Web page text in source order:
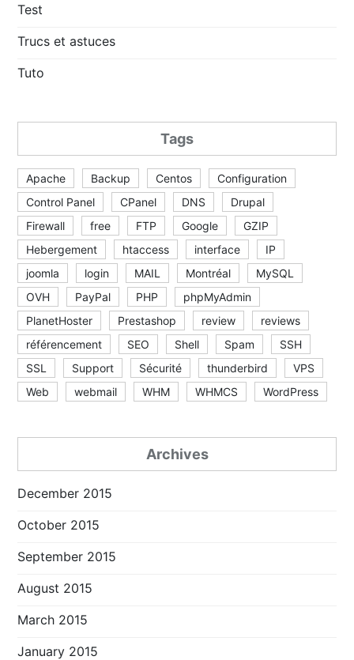
Test
Trucs et astuces
Tuto
Tags
Apache Backup Centos
Configuration
Control Panel
CPanel DNS
Drupal
Firewall
free FTP Google
GZIP
Hebergement
htaccess interface
IP
joomla
login MAIL Montréal
MySQL
OVH
PayPal PHP
phpMyAdmin
PlanetHoster
Prestashop review
reviews
référencement
SEO Shell Spam
SSH
SSL
Support Sécurité thunderbird
VPS
Web
webmail WHM WHMCS WordPress
Archives
December 2015
October 2015
September 2015
August 2015
March 2015
January 2015